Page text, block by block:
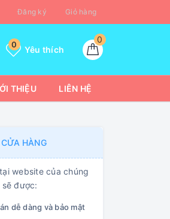
Đăng ký Giỏ hàng
0
Yêu thích
0
THIỆU LIÊN HỆ
HÀNG
website của chúng
được:
dễ dàng và bảo mật